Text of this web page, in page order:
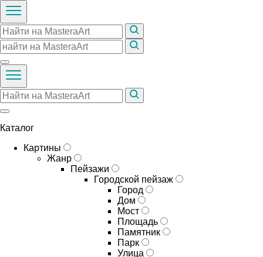
Каталог
Картины
Жанр
Пейзажи
Городской пейзаж
Город
Дом
Мост
Площадь
Памятник
Парк
Улица